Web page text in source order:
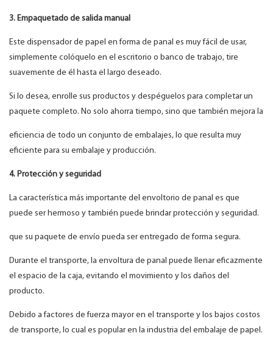
3. Empaquetado de salida manual
Este dispensador de papel en forma de panal es muy fácil de usar,
simplemente colóquelo en el escritorio o banco de trabajo, tire
suavemente de él hasta el largo deseado.
Si lo desea, enrolle sus productos y despéguelos para completar un
paquete completo. No solo ahorra tiempo, sino que también mejora la
eficiencia de todo un conjunto de embalajes, lo que resulta muy
eficiente para su embalaje y producción.
4. Protección y seguridad
La característica más importante del envoltorio de panal es que
puede ser hermoso y también puede brindar protección y seguridad.
que su paquete de envío pueda ser entregado de forma segura.
Durante el transporte, la envoltura de panal puede llenar eficazmente
el espacio de la caja, evitando el movimiento y los daños del
producto.
Debido a factores de fuerza mayor en el transporte y los bajos costos
de transporte, lo cual es popular en la industria del embalaje de papel.